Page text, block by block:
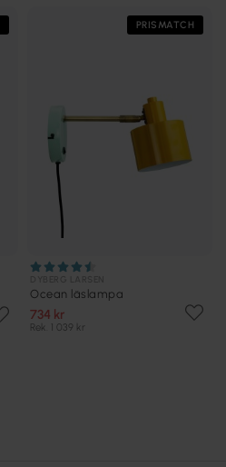
PRISMATCH
Ocean läslampa
734 kr
Rek. 1 039 kr